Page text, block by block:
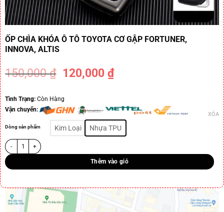
ỐP CHÌA KHÓA Ô TÔ TOYOTA CƠ GẬP FORTUNER,
INNOVA, ALTIS
150,000₫ 120,000₫
Tình Trạng:Còn Hàng
Vận chuyển:
Dòng sản phẩm Kim Loại Nhựa TPU
XÓA
Thêm vào giỏ